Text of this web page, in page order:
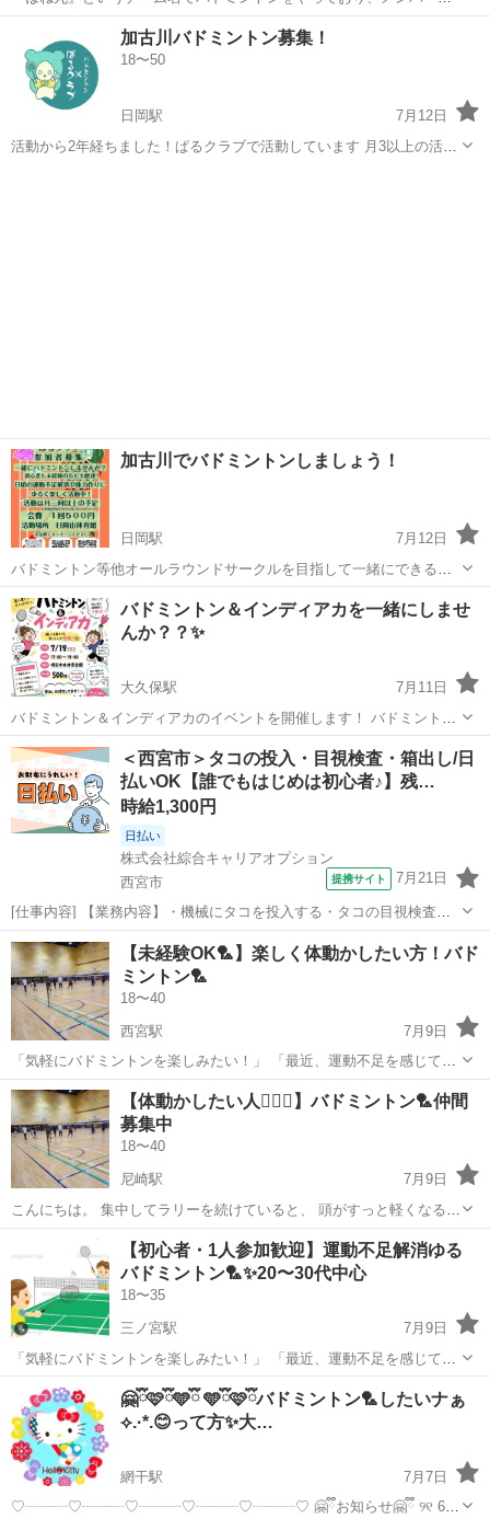
集しています！ お1人でのご参加も、ご友人とのご参加でもOKです！
お1人で参加されている方の方が多いですのでお気軽にご参加くださ
い！ 活動内容としてはアッ...
青木駅 バドミントン チーム名
加古川バドミントン募集！
18〜50
日岡駅
7月12日
活動から2年経ちました！ぱるクラブで活動しています 月3以上の活動
加古川でバドミントンしましょう！
日岡駅
7月12日
バドミントン等他オールラウンドサークルを目指して一緒にできるグ
ループを作ろうかなと思ってます！ 初心者、未経験者、経験者誰でも
ござれやりましょー 他スポーツもできたらやっていきたいと思ってま
す 参加費500円と言う形になって...
兵庫 加古川市 日岡駅 バドミントン グループ
バドミントン＆インディアカを一緒にしませ
んか？？✨️
大久保駅
7月11日
バドミントン＆インディアカのイベントを開催します！ バドミントン
はご存知の方が多いと思いますが、、インディアカってなにそれ？？
と気になった方は是非一緒にやりましょう^^やり方・ルールは丁寧に
説明します✨️ 参加者の多く...
兵庫 明石市 大久保駅 バドミントン
＜西宮市＞タコの投入・目視検査・箱出し/日
払いOK【誰でもはじめは初心者♪】残…
時給1,300円
日払い
株式会社綜合キャリアオプション
西宮市
提携サイト 7月21日
[仕事内容] 【業務内容】・機械にタコを投入する・タコの目視検査、
におい確認、 切る、 ひっくり返っているものを裏返す・冷凍して箱詰
めされているタコ(10キロくらい)を取り出して、 近くにあるラックに
置く・そのほか清掃等。...
兵庫 西宮市 工場
【未経験OK🏸】楽しく体動かしたい方！バド
ミントン🏸
18〜40
西宮駅
7月9日
「気軽にバドミントンを楽しみたい！」 「最近、運動不足を感じてい
る」 「1人でも参加できる場を探している」 そんな方にぴったりの、
ゆるく楽しむバドミントンです😊 ■ こんな方におすすめ ・運動不足を
解消した...
兵庫 西宮市 西宮駅 バドミントン 運動不足
【体動かしたい人🙋🏻‍♀️】バドミントン🏸仲間
募集中
18〜40
尼崎駅
7月9日
こんにちは。 集中してラリーを続けていると、 頭がすっと軽くなる瞬
間があります。 このバドミントンは、 強さを競う場ではありません。
✔ ラケットを振るのが久しぶり ✔ 一人参加が多いと安心 ✔ 落ち着い
た...
尼崎市 尼崎駅 バドミントン 運動不足
【初心者・1人参加歓迎】運動不足解消ゆる
バドミントン🏸✨20〜30代中心
18〜35
三ノ宮駅
7月9日
「気軽にバドミントンを楽しみたい！」 「最近、運動不足を感じてい
る」 「1人でも参加できる場を探している」 そんな方にぴったりの、
ゆるく楽しむバドミントンです😊 ■ こんな方におすすめ ・運動不足を
解消した...
兵庫 神戸市 三ノ宮駅 バドミントン 仲間
🤗ྀི🩷ྀི🩵ྀི 🩵ྀི🩷ྀིバドミントン🏸したいナぁ
⟡.·*.😊って方✨大…
網干駅
7月7日
♡┈┈┈♡┈┈┈♡┈┈┈♡┈┈┈♡┈┈┈♡ 🤗ྀིお知らせ🤗ྀི ୨୧ 6月